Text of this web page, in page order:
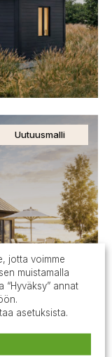
Uutuusmalli
jotta voimme
muistamalla
“Hyväksy” annat
asetuksista.